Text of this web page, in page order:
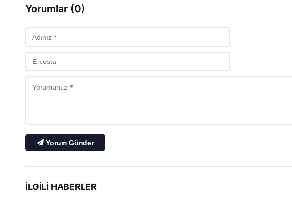
Yorumlar (0)
Yorum Gönder
İLGILI HABERLER